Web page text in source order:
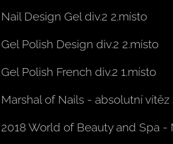
Nail Design Gel div.2 2.místo
Gel Polish Design div.2 2.místo
Gel Polish French div.2 1.místo
Marshal of Nails - absolutní vítěz
2018 World of Beauty and Spa -